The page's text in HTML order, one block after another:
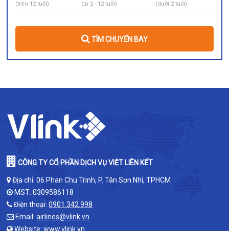
(trên 12 tuổi) (từ 2 - 12 tuổi) (dưới 2 tuổi)
TÌM CHUYẾN BAY
CÔNG TY CỔ PHẦN DỊCH VỤ VIỆT LIÊN KẾT
Địa chỉ: 06 Phan Chu Trinh, P. Tân Sơn Nhì, TPHCM
MST: 0309586118
Điện thoại:0901.342.998
Email:airlines@vlink.vn
Website:www.vlink.vn